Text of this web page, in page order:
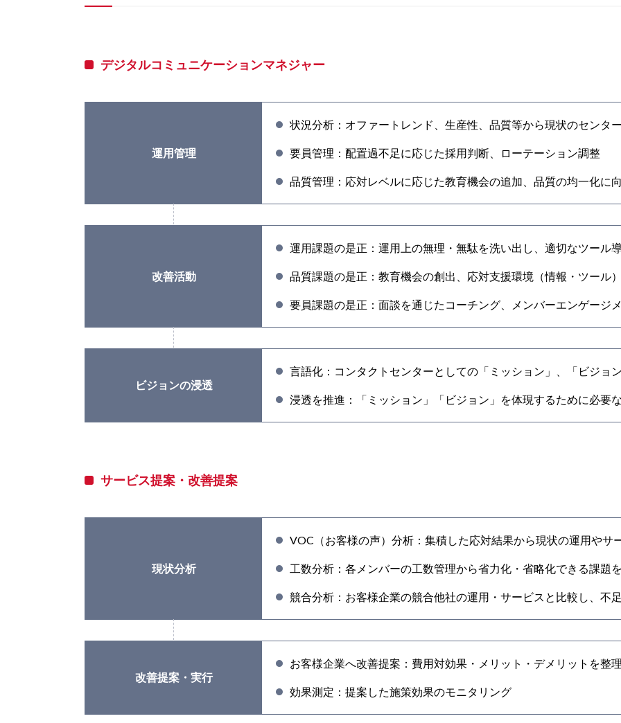
デジタルコミュニケーションマネジャー
運用管理
状況分析：オファートレンド、生産性、品質等から現状のセンタ
要員管理：配置過不足に応じた採用判断、ローテーション調整
品質管理：応対レベルに応じた教育機会の追加、品質の均一化に
改善活動
運用課題の是正：運用上の無理・無駄を洗い出し、適切なツール
品質課題の是正：教育機会の創出、応対支援環境（情報・ツール
要員課題の是正：面談を通じたコーチング、メンバーエンゲージ
ビジョンの浸透
言語化：コンタクトセンターとしての「ミッション」、「ビジョ
浸透を推進：「ミッション」「ビジョン」を体現するために必要
サービス提案・改善提案
現状分析
VOC（お客様の声）分析：集積した応対結果から現状の運用やサ
工数分析：各メンバーの工数管理から省力化・省略化できる課題
競合分析：お客様企業の競合他社の運用・サービスと比較し、不
改善提案・実行
お客様企業へ改善提案：費用対効果・メリット・デメリットを整
効果測定：提案した施策効果のモニタリング